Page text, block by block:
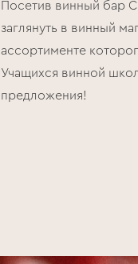
Посетив винный бар
заглянуть в винный
ассортименте
Учащихся винной
предложения!